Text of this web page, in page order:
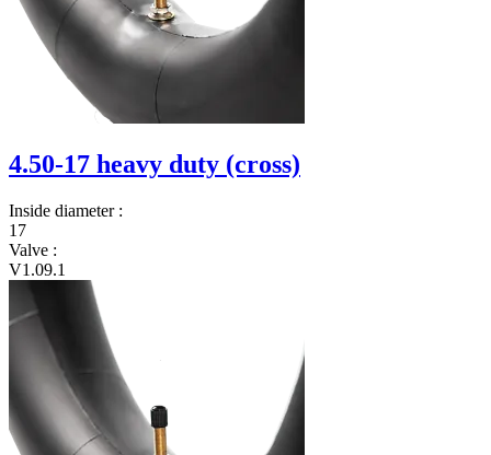
4.50-17 heavy duty (cross)
Inside diameter :
17
Valve :
V1.09.1